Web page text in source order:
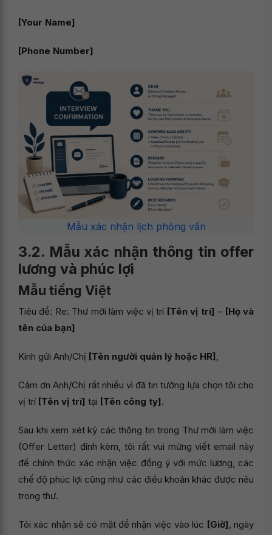
[Your Name]
[Phone Number]
Mẫu xác nhận lịch phỏng vấn
3.2. Mẫu xác nhận thông tin offer
lương và phúc lợi
Mẫu tiếng Việt
Tiêu đề: Re: Thư mời làm việc vị trí [Tên vị trí] – [Họ và
tên của bạn]
Kính gửi Anh/Chị [Tên người quản lý hoặc HR]
Cảm ơn Anh/Chị rất nhiều vì đã tin tưởng lựa chọn tôi cho
vị trí [Tên vị trí] tại [Tên công ty].
Sau khi xem xét kỹ các thông tin trong Thư mời làm việc
(Offer Letter) đính kèm, tôi rất vui mừng viết email này
để chính thức xác nhận việc đồng ý với mức lương, các
chế độ phúc lợi cũng như các điều khoản khác được nêu
trong thư.
Tôi xác nhận sẽ có mặt để nhận việc vào lúc [Giờ] , ngày